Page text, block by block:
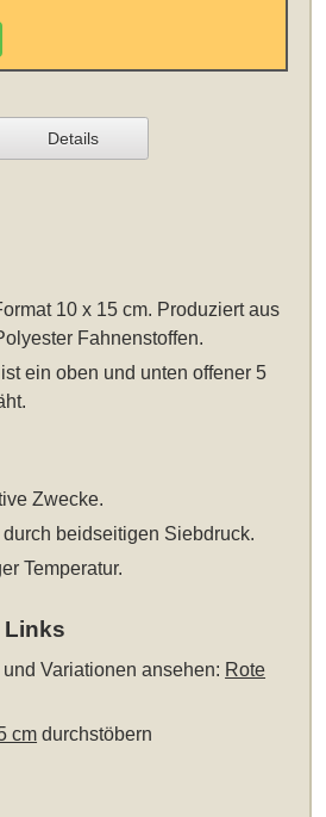
Details
10 x 15 cm. Produziert aus
Fahnenstoffen.
ein oben und unten offener 5
Zwecke.
beidseitigen Siebdruck.
Temperatur.
Links
Variationen ansehen: Rote
cm durchstöbern